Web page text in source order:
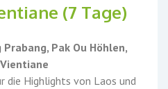
(7 Tage)
Pak Ou Höhlen,
die Highlights von Laos und